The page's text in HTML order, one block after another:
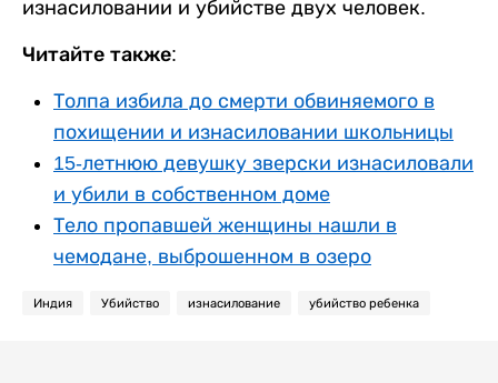
изнасиловании и убийстве двух человек.
Читайте также:
Толпа избила до смерти обвиняемого в
похищении и изнасиловании школьницы
15-летнюю девушку зверски изнасиловали
и убили в собственном доме
Тело пропавшей женщины нашли в
чемодане, выброшенном в озеро
Индия Убийство изнасилование убийство ребенка